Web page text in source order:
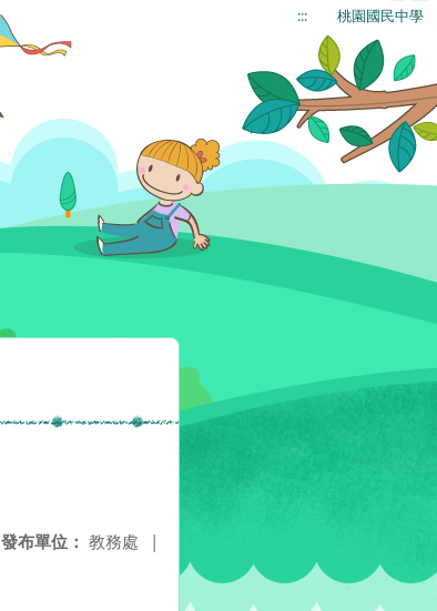
::: 桃園國民中學
發布單位： 教務處 |